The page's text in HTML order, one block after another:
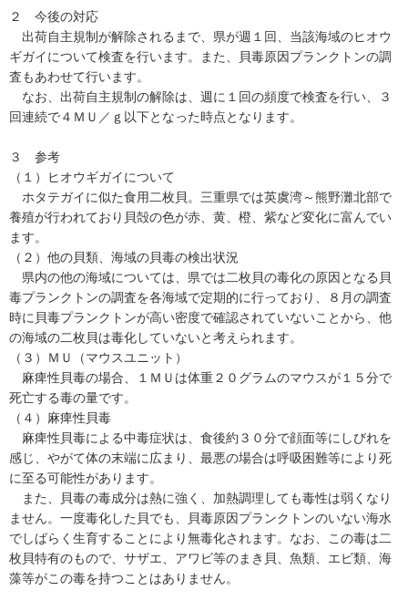
２ 今後の対応
出荷自主規制が解除されるまで、県が週１回、当該海域のヒオウ
ギガイについて検査を行います。また、貝毒原因プランクトンの調
査もあわせて行います。
なお、出荷自主規制の解除は、週に１回の頻度で検査を行い、３
回連続で４ＭＵ／ｇ以下となった時点となります。
３ 参考
（１）ヒオウギガイについて
ホタテガイに似た食用二枚貝。三重県では英虞湾～熊野灘北部で
養殖が行われており貝殻の色が赤、黄、橙、紫など変化に富んでい
ます。
（２）他の貝類、海域の貝毒の検出状況
県内の他の海域については、県では二枚貝の毒化の原因となる貝
毒プランクトンの調査を各海域で定期的に行っており、８月の調査
時に貝毒プランクトンが高い密度で確認されていないことから、他
の海域の二枚貝は毒化していないと考えられます。
（３）ＭＵ（マウスユニット）
麻痺性貝毒の場合、１ＭＵは体重２０グラムのマウスが１５分で
死亡する毒の量です。
（４）麻痺性貝毒
麻痺性貝毒による中毒症状は、食後約３０分で顔面等にしびれを
感じ、やがて体の末端に広まり、最悪の場合は呼吸困難等により死
に至る可能性があります。
また、貝毒の毒成分は熱に強く、加熱調理しても毒性は弱くなり
ません。一度毒化した貝でも、貝毒原因プランクトンのいない海水
でしばらく生育することにより無毒化されます。なお、この毒は二
枚貝特有のもので、サザエ、アワビ等のまき貝、魚類、エビ類、海
藻等がこの毒を持つことはありません。